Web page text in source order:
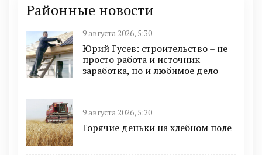
Районные новости
9 августа 2026, 5:30
Юрий Гусев: строительство – не
просто работа и источник
заработка, но и любимое дело
9 августа 2026, 5:20
Горячие деньки на хлебном поле